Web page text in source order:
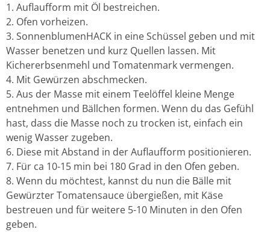
Auflaufform mit Öl bestreichen.
Ofen vorheizen.
SonnenblumenHACK in eine Schüssel geben und mit
Wasser benetzen und kurz Quellen lassen. Mit
Kichererbsenmehl und Tomatenmark vermengen.
Mit Gewürzen abschmecken.
Aus der Masse mit einem Teelöffel kleine Menge
entnehmen und Bällchen formen. Wenn du das Gefühl
hast, dass die Masse noch zu trocken ist, einfach ein
wenig Wasser zugeben.
Diese mit Abstand in der Auflaufform positionieren.
Für ca 10-15 min bei 180 Grad in den Ofen geben.
Wenn du möchtest, kannst du nun die Bälle mit
Gewürzter Tomatensauce übergießen, mit Käse
bestreuen und für weitere 5-10 Minuten in den Ofen
geben.